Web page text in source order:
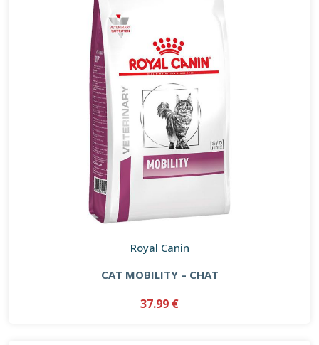
Royal Canin
CAT MOBILITY – CHAT
37.99 €